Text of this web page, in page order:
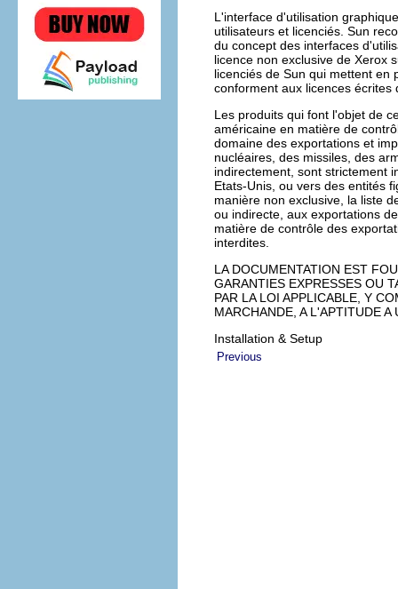
L'interface d'utilisation
utilisateurs et licenciés. Sun
du concept des interfaces
licence non exclusive de Xerox
licenciés de Sun qui mettent en
conforment aux licences écrites
Les produits qui font l'objet de
américaine en matière de
domaine des exportations et
nucléaires, des missiles, des
indirectement, sont strictement
Etats-Unis, ou vers des entités
manière non exclusive, la liste
ou indirecte, aux exportations
matière de contrôle des
interdites.
LA DOCUMENTATION EST
GARANTIES EXPRESSES OU
PAR LA LOI APPLICABLE, Y
MARCHANDE, A L'APTITUDE
Installation & Setup
Previous